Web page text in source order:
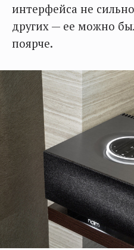
интерфейса не
других — ее можно
поярче.